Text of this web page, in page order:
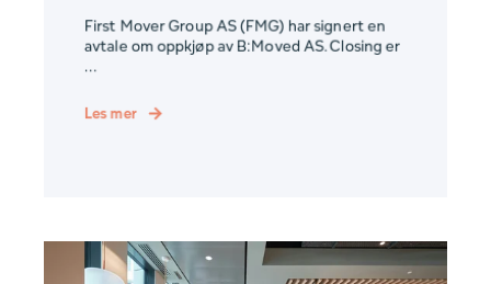
First Mover Group AS (FMG) har signert en
avtale om oppkjøp av B:Moved AS. Closing er
...
Les mer